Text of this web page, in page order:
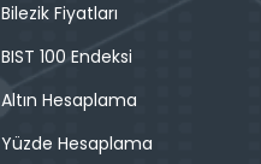
Bilezik Fiyatları
BIST 100 Endeksi
Altın Hesaplama
Yüzde Hesaplama